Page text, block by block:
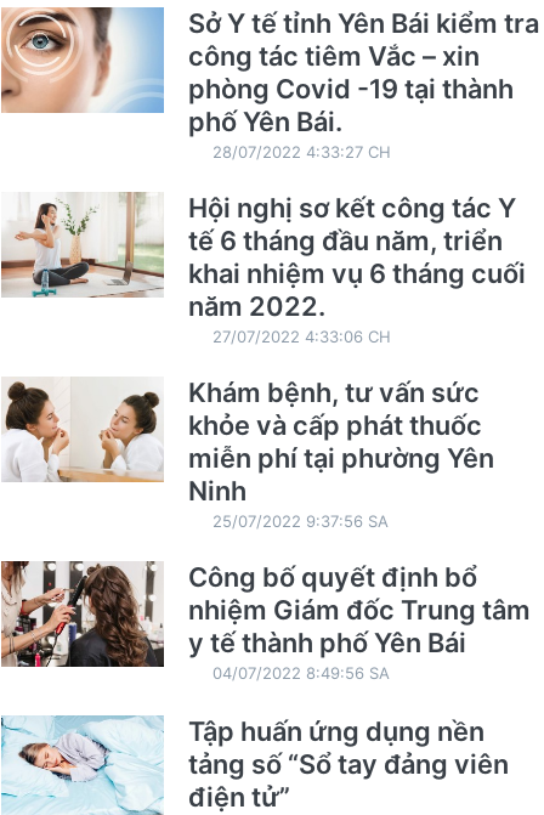
Sở Y tế tỉnh Yên Bái kiểm tra
công tác tiêm Vắc – xin
phòng Covid -19 tại thành
phố Yên Bái.
28/07/2022 4:33:27 CH
Hội nghị sơ kết công tác Y
tế 6 tháng đầu năm, triển
khai nhiệm vụ 6 tháng cuối
năm 2022.
27/07/2022 4:33:06 CH
Khám bệnh, tư vấn sức
khỏe và cấp phát thuốc
miễn phí tại phường Yên
Ninh
25/07/2022 9:37:56 SA
Công bố quyết định bổ
nhiệm Giám đốc Trung tâm
y tế thành phố Yên Bái
04/07/2022 8:49:56 SA
Tập huấn ứng dụng nền
tảng số “Sổ tay đảng viên
điện tử”